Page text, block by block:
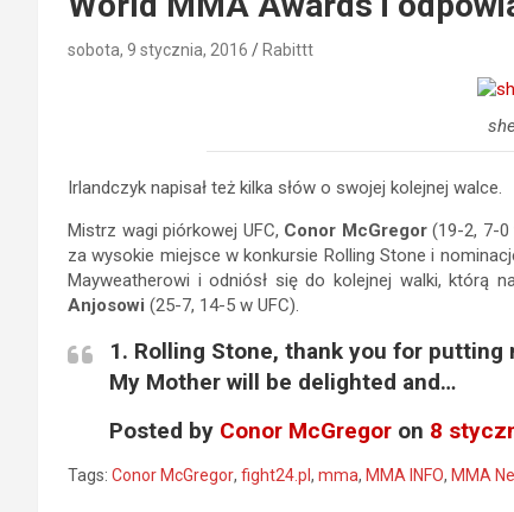
sobota, 9 stycznia, 2016 Rabittt
Irlandczyk napisał też kilka słów o swojej kolejnej walce.
Mistrz wagi piórkowej UFC, Conor McGregor(19-2, 7-0
za wysokie miejsce w konkursie Rolling Stone i
Mayweatherowi i odniósł się do kolejnej walki, którą
Anjosowi (25-7, 14-5 w UFC).
1. Rolling Stone, thank you for
My Mother will be delighted and…
Posted by Conor McGregor on 8
Tags: Conor McGregor, fight24.pl , mma, MMA INFO, MMA